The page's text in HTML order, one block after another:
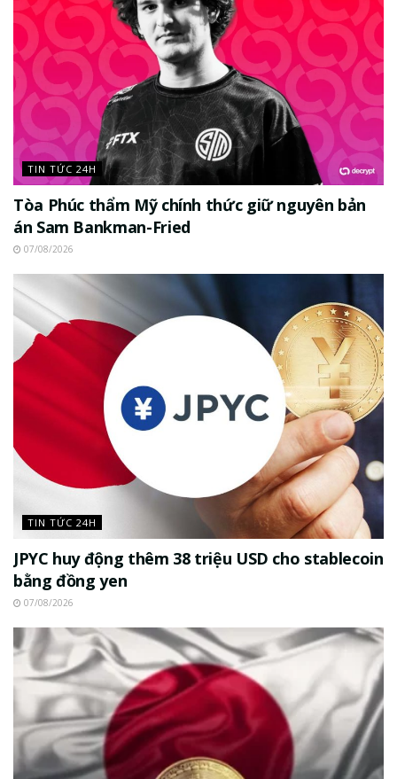
TIN TỨC 24H
Tòa Phúc thẩm Mỹ chính thức giữ nguyên bản
án Sam Bankman-Fried
07/08/2026
TIN TỨC 24H
JPYC huy động thêm 38 triệu USD cho stablecoin
bằng đồng yen
07/08/2026